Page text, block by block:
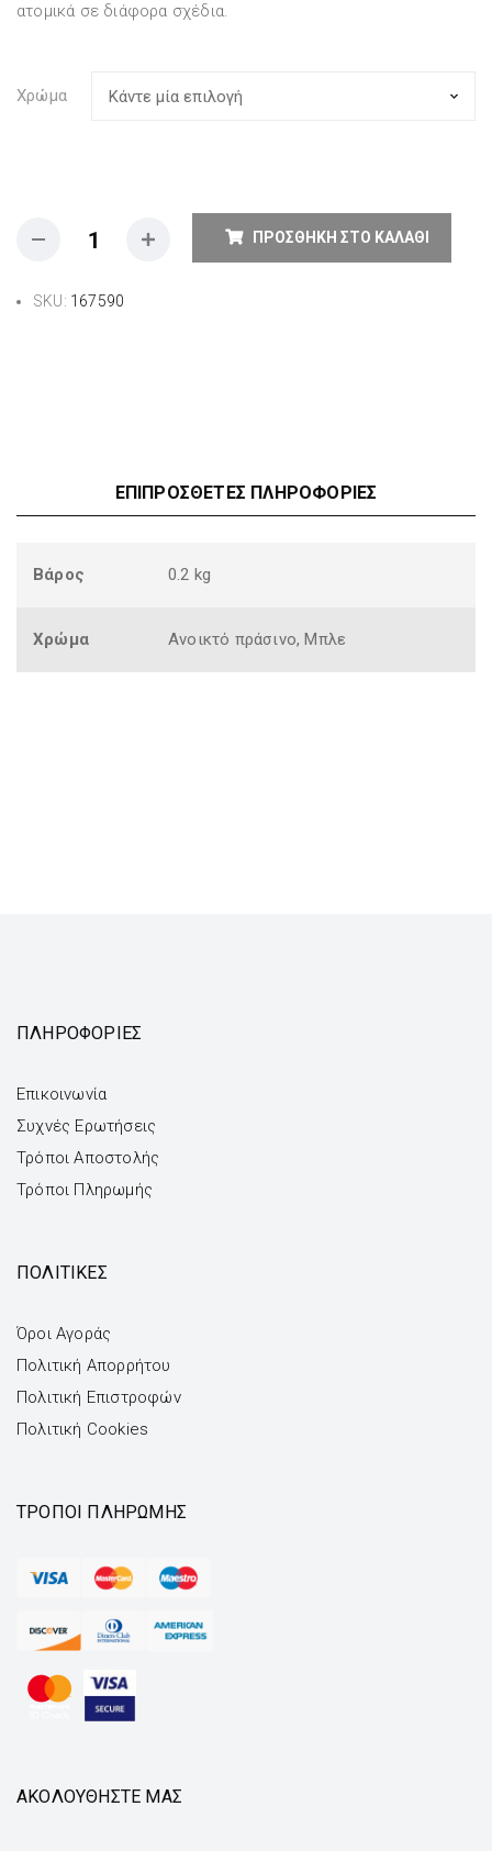
ατομικά σε διάφορα σχέδια.
Χρώμα
ΠΡΟΣΘΉΚΗ ΣΤΟ ΚΑΛΆΘΙ
SKU: 167590
ΕΠΙΠΡΌΣΘΕΤΕΣ ΠΛΗΡΟΦΟΡΊΕΣ
Βάρος 0.2 kg
Χρώμα Ανοικτό πράσινο, Μπλε
ΠΛΗΡΟΦΟΡΙΕΣ
Επικοινωνία
Συχνές Ερωτήσεις
Τρόποι Αποστολής
Τρόποι Πληρωμής
ΠΟΛΙΤΙΚΕΣ
Όροι Αγοράς
Πολιτική Απορρήτου
Πολιτική Επιστροφών
Πολιτική Cookies
ΤΡΌΠΟΙ ΠΛΗΡΩΜΉΣ
ΑΚΟΛΟΥΘΗΣΤΕ ΜΑΣ